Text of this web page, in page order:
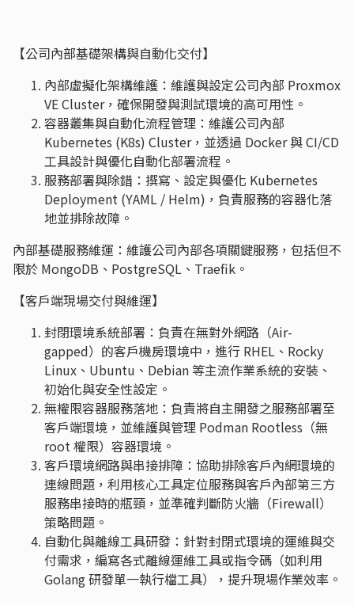
【公司內部基礎架構與自動化交付】
內部虛擬化架構維護：維護與設定公司內部 Proxmox
VE Cluster，確保開發與測試環境的高可用性。
容器叢集與自動化流程管理：維護公司內部
Kubernetes (K8s) Cluster，並透過 Docker 與 CI/CD
工具設計與優化自動化部署流程。
服務部署與除錯：撰寫、設定與優化 Kubernetes
Deployment (YAML / Helm)，負責服務的容器化落
地並排除故障。
內部基礎服務維運：維護公司內部各項關鍵服務，包括但不
限於 MongoDB、PostgreSQL、Traefik。
【客戶端現場交付與維運】
封閉環境系統部署：負責在無對外網路（Air-
gapped）的客戶機房環境中，進行 RHEL、Rocky
Linux、Ubuntu、Debian 等主流作業系統的安裝、
初始化與安全性設定。
無權限容器服務落地：負責將自主開發之服務部署至
客戶端環境，並維護與管理 Podman Rootless（無
root 權限）容器環境。
客戶環境網路與串接排障：協助排除客戶內網環境的
連線問題，利用核心工具定位服務與客戶內部第三方
服務串接時的瓶頸，並準確判斷防火牆（Firewall）
策略問題。
自動化與離線工具研發：針對封閉式環境的運維與交
付需求，編寫各式離線運維工具或指令碼（如利用
Golang 研發單一執行檔工具），提升現場作業效率。